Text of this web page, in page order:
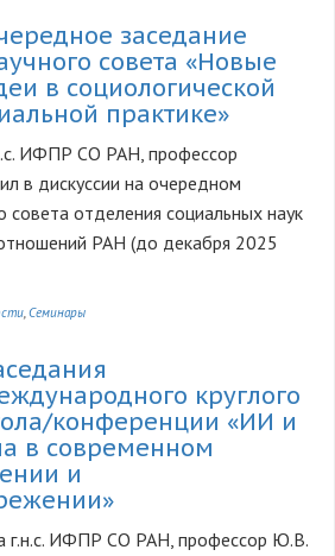
заседание
совета «Новые
в социологической
практике»
ИФПР СО РАН, профессор
в дискуссии на очередном
совета отделения социальных наук
РАН (до декабря 2025
Семинары
круглого
конференции «ИИ и
в современном
и
г.н.с. ИФПР СО РАН, профессор Ю.В.